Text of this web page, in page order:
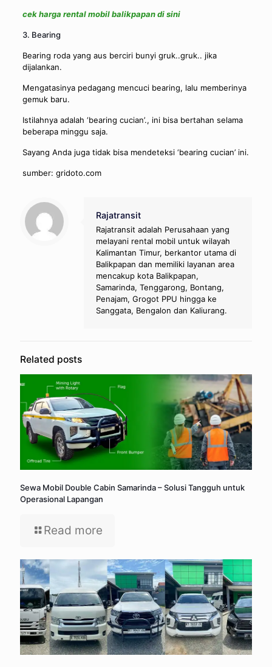
cek harga rental mobil balikpapan di sini
3. Bearing
Bearing roda yang aus berciri bunyi gruk..gruk.. jika
dijalankan.
Mengatasinya pedagang mencuci bearing, lalu memberinya
gemuk baru.
Istilahnya adalah ‘bearing cucian’., ini bisa bertahan selama
beberapa minggu saja.
Sayang Anda juga tidak bisa mendeteksi ‘bearing cucian’ ini.
sumber: gridoto.com
Rajatransit
Rajatransit adalah Perusahaan yang
melayani rental mobil untuk wilayah
Kalimantan Timur, berkantor utama di
Balikpapan dan memiliki layanan area
mencakup kota Balikpapan,
Samarinda, Tenggarong, Bontang,
Penajam, Grogot PPU hingga ke
Sanggata, Bengalon dan Kaliurang.
Related posts
Sewa Mobil Double Cabin Samarinda – Solusi Tangguh untuk
Operasional Lapangan
Read more